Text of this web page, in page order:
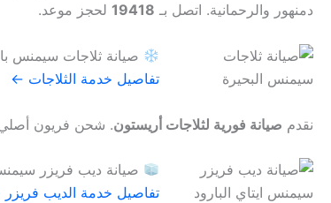
دمنهور والرحمانية. اتصل بـ 19418 لحجز موعد.
صيانة ثلاجات سيمنس
تفاصيل خدمة الثلاجات ←
نقدم صيانة فورية لثلاجات أريستون. شحن فريون أصلي،
صيانة ديب فريزر
تفاصيل خدمة الديب